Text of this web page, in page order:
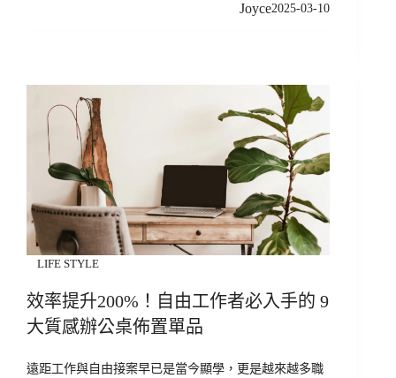
Joyce2025-03-10
LIFE STYLE
效率提升200%！自由工作者必入手的 9
大質感辦公桌佈置單品
遠距工作與自由接案早已是當今顯學，更是越來越多職